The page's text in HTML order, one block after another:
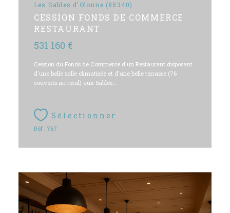
Les Sables d'Olonne (85340)
CESSION FONDS DE COMMERCE
RESTAURANT
531 160 €
Cession du Fonds de Commerce d'un Restaurant disposant
d'une belle salle climatisée et d'une belle terrasse (76
couverts au total) aux Sables...
Sélectionner
Réf : 767